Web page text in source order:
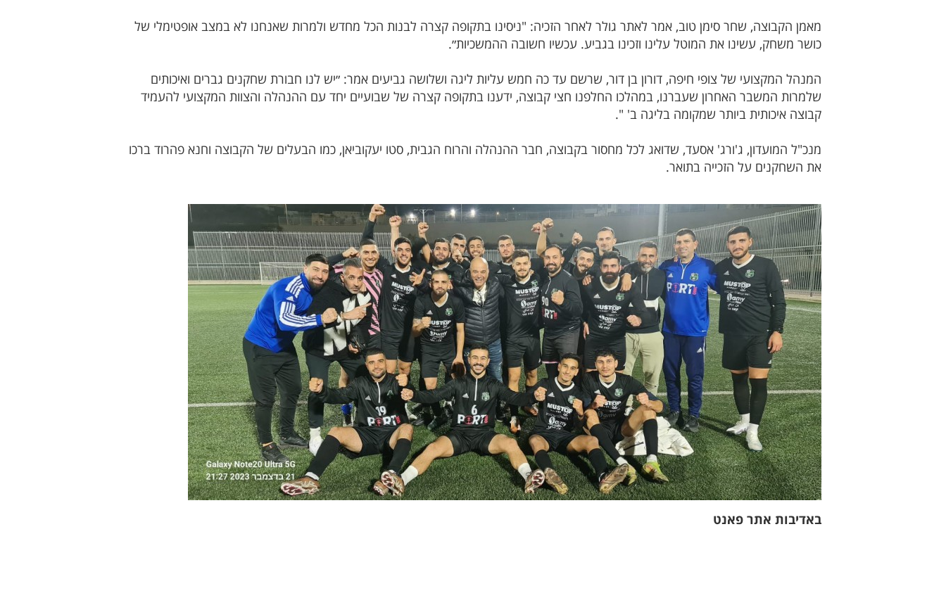
מאמן הקבוצה, שחר סימן טוב, אמר לאתר גולר לאחר הזכיה: "ניסינו בתקופה קצרה לבנות הכל מחדש ולמרות שאנחנו לא במצב אופטימלי של
כושר משחק, עשינו את המוטל עלינו וזכינו בגביע. עכשיו חשובה ההמשכיות״.
המנהל המקצועי של צופי חיפה, דורון בן דור, שרשם עד כה חמש עליות ליגה ושלושה גביעים אמר: ״יש לנו חבורת שחקנים גברים ואיכותים
שלמרות המשבר האחרון שעברנו, במהלכו החלפנו חצי קבוצה, ידענו בתקופה קצרה של שבועיים יחד עם ההנהלה והצוות המקצועי להעמיד
קבוצה איכותית ביותר שמקומה בליגה ב' ".
מנכ"ל המועדון, ג'ורג' אסעד, שדואג לכל מחסור בקבוצה, חבר ההנהלה והרוח הגבית, סטו יעקוביאן, כמו הבעלים של הקבוצה וחנא פהרוד ברכו
את השחקנים על הזכייה בתואר.
באדיבות אתר פאנט